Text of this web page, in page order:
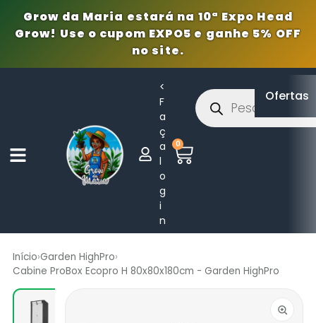
Grow da Maria estará na 10ª Expo Head
Grow! Use o cupom EXPO5 e ganhe 5% OFF
no site.
<
F
a
ç
a
l
o
g
i
n
0
Ofertas
Início›Garden HighPro›
Cabine ProBox Ecopro H 80x80x180cm - Garden HighPro